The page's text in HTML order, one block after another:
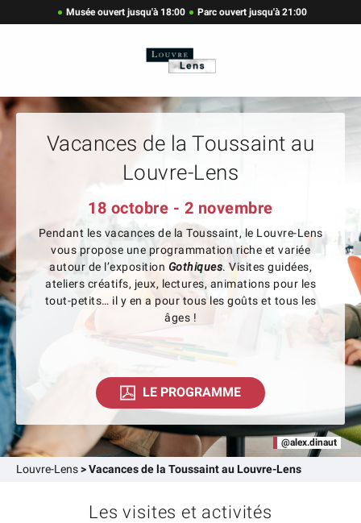
Musée ouvert jusqu'à 18:00 Parc ouvert jusqu'à 21:00
Vacances de la Toussaint au
Louvre-Lens
18 octobre - 2 novembre
Pendant les vacances de la Toussaint, le Louvre-Lens
vous propose une programmation riche et variée
autour de l’exposition Gothiques. Visites guidées,
ateliers créatifs, jeux, lectures, animations pour les
tout-petits… il y en a pour tous les goûts et tous les
âges !
LE PROGRAMME
@alex.dinaut
Louvre-Lens>Vacances de la Toussaint au Louvre-Lens
Les visites et activités